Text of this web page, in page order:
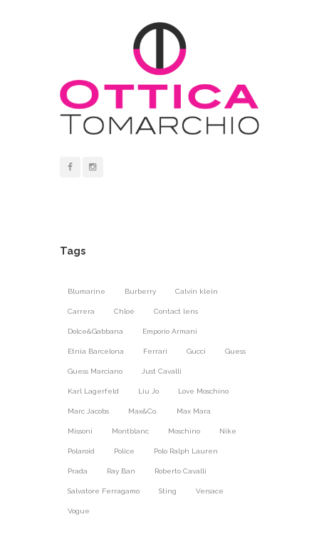
Tags
Blumarine Burberry Calvin klein
Carrera Chloé Contact lens
Dolce&Gabbana Emporio Armani
Etnia Barcelona Ferrari Gucci Guess
Guess Marciano Just Cavalli
Karl Lagerfeld Liu Jo Love Moschino
Marc Jacobs Max&Co. Max Mara
Missoni Montblanc Moschino Nike
Polaroid Police Polo Ralph Lauren
Prada Ray Ban Roberto Cavalli
Salvatore Ferragamo Sting Versace
Vogue